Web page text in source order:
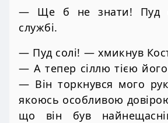
— Ще б не знати! Пуд
службі.
— Пуд солі! — хмикнув
— А тепер сіллю тією
— Він торкнувся мого
якоюсь особливою
що він був